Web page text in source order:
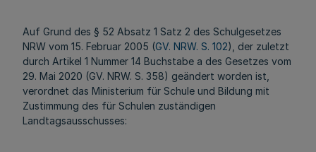
Auf Grund des § 52 Absatz 1 Satz 2 des Schulgesetzes
NRW vom 15. Februar 2005 (GV. NRW. S. 102), der zuletzt
durch Artikel 1 Nummer 14 Buchstabe a des Gesetzes vom
29. Mai 2020 (GV. NRW. S. 358) geändert worden ist,
verordnet das Ministerium für Schule und Bildung mit
Zustimmung des für Schulen zuständigen
Landtagsausschusses: